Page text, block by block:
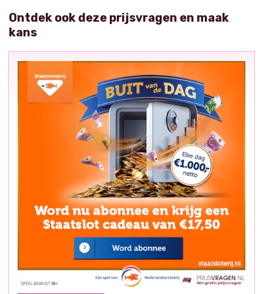
Ontdek ook deze prijsvragen en maak
kans